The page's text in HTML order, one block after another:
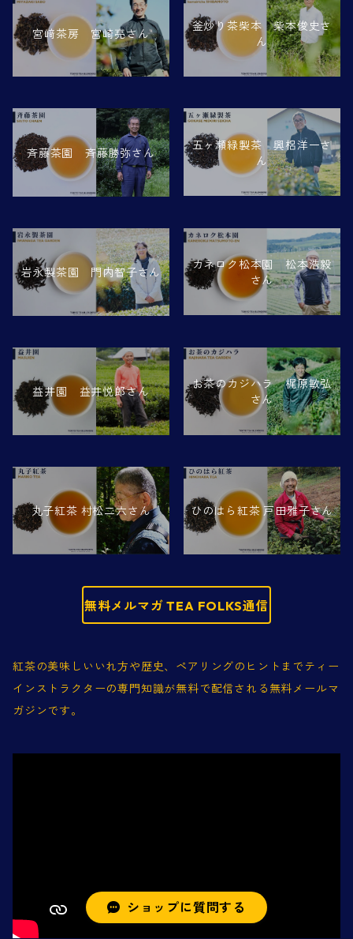
宮﨑茶房 宮崎亮さん
釜炒り茶柴本 柴本俊史さ
ん
斉藤茶園 斉藤勝弥さん
五ヶ瀬緑製茶 興梠洋一さ
ん
岩永製茶園 門内智子さん
カネロク松本園 松本浩毅
さん
益井園 益井悦郎さん
お茶のカジハラ 梶原敏弘
さん
丸子紅茶 村松二六さん ひのはら紅茶 戸田雅子さん
無料メルマガ TEA FOLKS通信
紅茶の美味しいいれ方や歴史、ペアリングのヒントまでティー
インストラクターの専門知識が無料で配信される無料メールマ
ガジンです。
ショップに質問する